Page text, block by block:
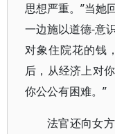
思想严重。”当她
一边施以道德-意
对象住院花的钱
后，从经济上对
你公公有困难。”
法官还向女